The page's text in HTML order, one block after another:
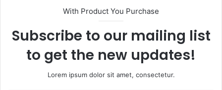
With Product You Purchase
Subscribe to our mailing list
to get the new updates!
Lorem ipsum dolor sit amet, consectetur.